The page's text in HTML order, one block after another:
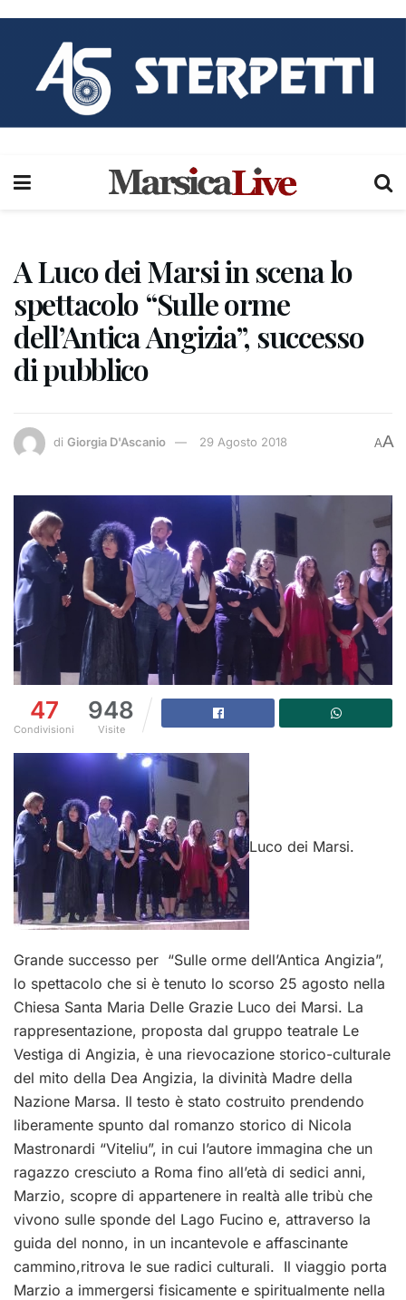
A Luco dei Marsi in scena lo
spettacolo “Sulle orme
dell’Antica Angizia”, successo
di pubblico
di Giorgia D'Ascanio 29 Agosto 2018 AA
47
Condivisioni
948
Visite
Luco dei Marsi.
Grande successo per “Sulle orme dell’Antica Angizia”,
lo spettacolo che si è tenuto lo scorso 25 agosto nella
Chiesa Santa Maria Delle Grazie Luco dei Marsi. La
rappresentazione, proposta dal gruppo teatrale Le
Vestiga di Angizia, è una rievocazione storico-culturale
del mito della Dea Angizia, la divinità Madre della
Nazione Marsa. Il testo è stato costruito prendendo
liberamente spunto dal romanzo storico di Nicola
Mastronardi “Viteliu”, in cui l’autore immagina che un
ragazzo cresciuto a Roma fino all’età di sedici anni,
Marzio, scopre di appartenere in realtà alle tribù che
vivono sulle sponde del Lago Fucino e, attraverso la
guida del nonno, in un incantevole e affascinante
cammino,ritrova le sue radici culturali. Il viaggio porta
Marzio a immergersi fisicamente e spiritualmente nella